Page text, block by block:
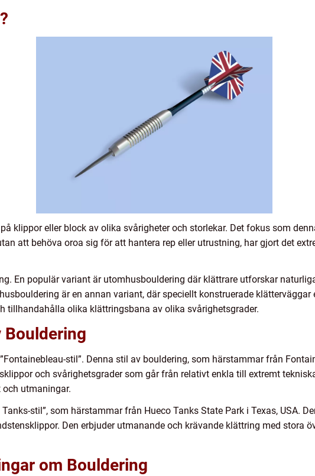
klippor eller block av olika svårigheter och storlekar. Det fokus som
att behöva oroa sig för att hantera rep eller utrustning, har gjort det
En populär variant är utomhusbouldering där klättrare utforskar
är en annan variant, där speciellt konstruerade
tillhandahålla olika klättringsbana av olika svårighetsgrader.
Bouldering
stil”. Denna stil av bouldering, som härstammar från
och svårighetsgrader som går från relativt enkla till extremt
utmaningar.
stil”, som härstammar från Hueco Tanks State Park i Texas, USA.
Den erbjuder utmanande och krävande klättring med stora
om Bouldering